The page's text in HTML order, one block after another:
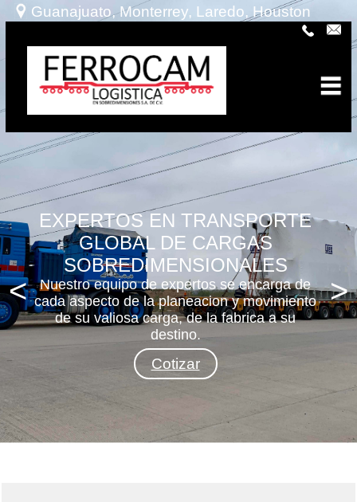
Guanajuato, Monterrey, Laredo, Houston
<
EXPERTOS EN TRANSPORTE
GLOBAL DE CARGAS
SOBREDIMENSIONALES
Nuestro equipo de expertos se encarga de
cada aspecto de la planeacion y movimiento
de su valiosa carga, de la fabrica a su
destino.
Cotizar
>